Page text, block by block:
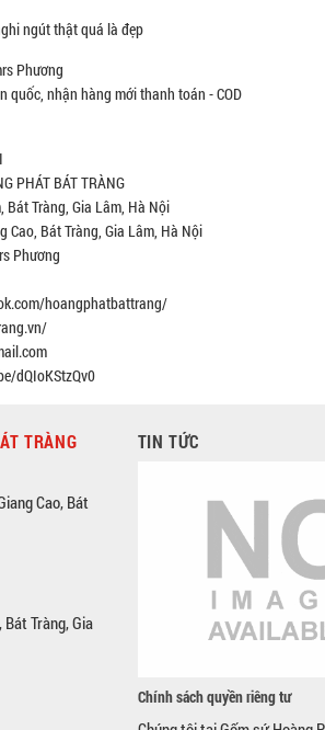
ngút thật quá là đẹp
Phương
quốc, nhận hàng mới thanh toán - COD
PHÁT BÁT TRÀNG
Bát Tràng, Gia Lâm, Hà Nội
Cao, Bát Tràng, Gia Lâm, Hà Nội
Phương
hoangphatbattrang/
dQIoKStzQv0
TRÀNG
Cao, Bát
Bát Tràng, Gia
TIN TỨC
Chính sách quyền riêng tư